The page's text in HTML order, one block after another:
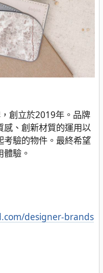
創立於2019年。品牌
、創新材質的運用以
驗的物件。最終希望
驗。
designer-brands